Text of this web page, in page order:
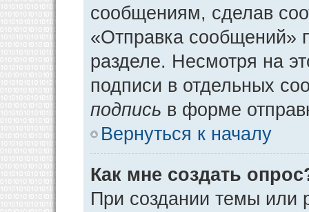
сообщениям, сделав
«Отправка сообщений»
разделе. Несмотря на
подписи в отдельных
подпись в форме
Вернуться к началу
Как мне создать
При создании темы или